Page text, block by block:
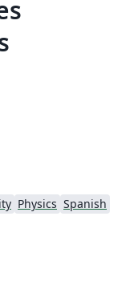
Physics Spanish